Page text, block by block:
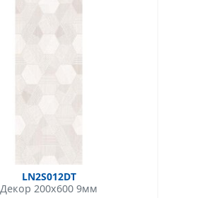
LN2S012DT
Декор 200x600 9мм